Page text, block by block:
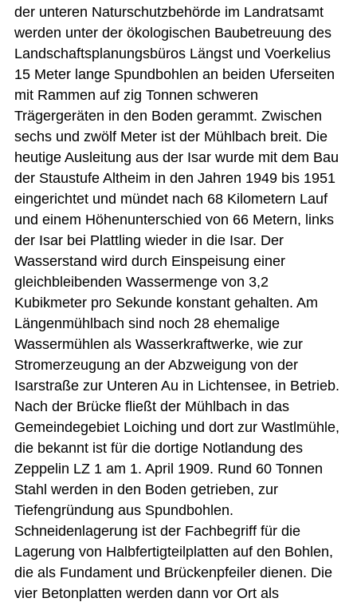
der unteren Naturschutzbehörde im Landratsamt
werden unter der ökologischen Baubetreuung des
Landschaftsplanungsbüros Längst und Voerkelius
15 Meter lange Spundbohlen an beiden Uferseiten
mit Rammen auf zig Tonnen schweren
Trägergeräten in den Boden gerammt. Zwischen
sechs und zwölf Meter ist der Mühlbach breit. Die
heutige Ausleitung aus der Isar wurde mit dem Bau
der Staustufe Altheim in den Jahren 1949 bis 1951
eingerichtet und mündet nach 68 Kilometern Lauf
und einem Höhenunterschied von 66 Metern, links
der Isar bei Plattling wieder in die Isar. Der
Wasserstand wird durch Einspeisung einer
gleichbleibenden Wassermenge von 3,2
Kubikmeter pro Sekunde konstant gehalten. Am
Längenmühlbach sind noch 28 ehemalige
Wassermühlen als Wasserkraftwerke, wie zur
Stromerzeugung an der Abzweigung von der
Isarstraße zur Unteren Au in Lichtensee, in Betrieb.
Nach der Brücke fließt der Mühlbach in das
Gemeindegebiet Loiching und dort zur Wastlmühle,
die bekannt ist für die dortige Notlandung des
Zeppelin LZ 1 am 1. April 1909. Rund 60 Tonnen
Stahl werden in den Boden getrieben, zur
Tiefengründung aus Spundbohlen.
Schneidenlagerung ist der Fachbegriff für die
Lagerung von Halbfertigteilplatten auf den Bohlen,
die als Fundament und Brückenpfeiler dienen. Die
vier Betonplatten werden dann vor Ort als